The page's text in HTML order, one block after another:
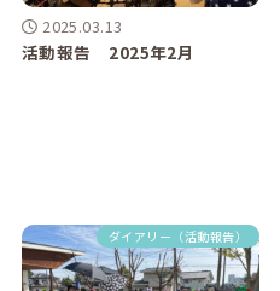
2025.03.13
活動報告 2025年2月
ダイアリー（活動報告）